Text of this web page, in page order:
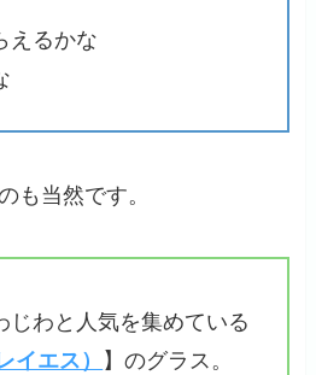
えるかな
も当然です。
じわと人気を集めている
イエス） 】のグラス。